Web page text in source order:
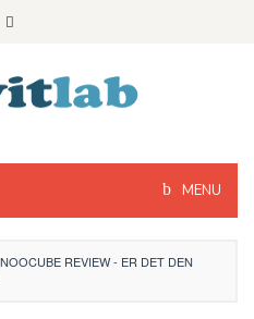
MENU
NOOCUBE REVIEW - ER DET DEN